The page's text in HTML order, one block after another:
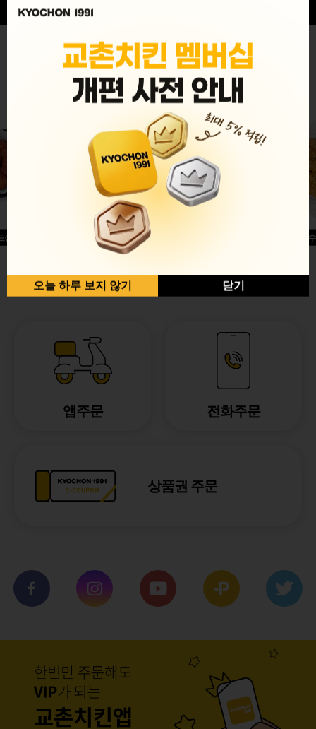
MENU
글윙
반반순살[레드+허니]
허니옥
앱주문 전화주문
상품권 주문
오늘 하루 보지 않기 닫기